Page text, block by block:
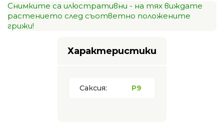
Снимките са илюстративни - на тях виждате
растението след съответно положените
грижи!
Характеристики
Саксия: P9